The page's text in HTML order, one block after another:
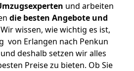
und arbeiten
die besten Angebote und
wissen, wie wichtig es ist,
von Erlangen nach Penkun
deshalb setzen wir alles
Preise zu bieten. Ob Sie